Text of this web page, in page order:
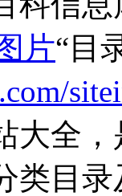
片“目
大全
类目